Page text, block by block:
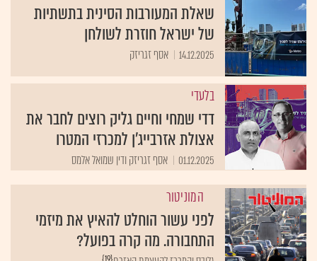
שאלת המעורבות הסינית בתשתיות
של ישראל חוזרת לשולחן
14.12.2025 אסף זגריזק
בלעדי
דדי שמחי וחיים גליק רוצים לחבר את
אצולת אזרבייג'ן למכרזי המטרו
01.12.2025 אסף זגריזק ודין שמואל אלמס
המוניטור
לפני עשור הוחלט להאיץ את מיזמי
התחבורה. מה קרה בפועל?